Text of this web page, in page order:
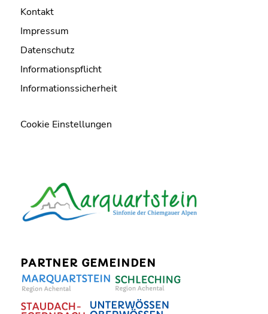
Kontakt
Impressum
Datenschutz
Informationspflicht
Informationssicherheit
Cookie Einstellungen
PARTNER GEMEINDEN